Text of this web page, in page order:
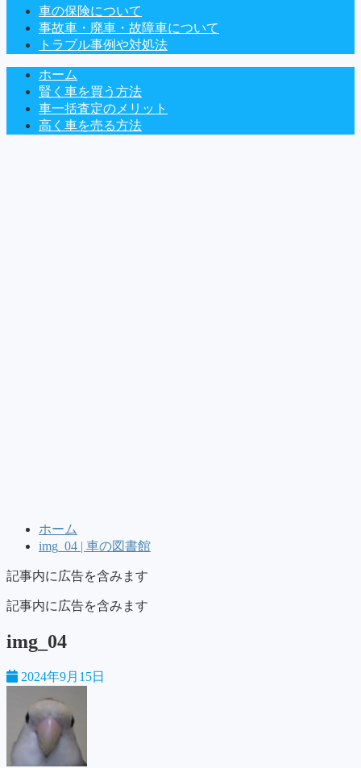
車の保険について
事故車・廃車・故障車について
トラブル事例や対処法
ホーム
賢く車を買う方法
車一括査定のメリット
高く車を売る方法
ホーム
img_04 | 車の図書館
記事内に広告を含みます
記事内に広告を含みます
img_04
2024年9月15日